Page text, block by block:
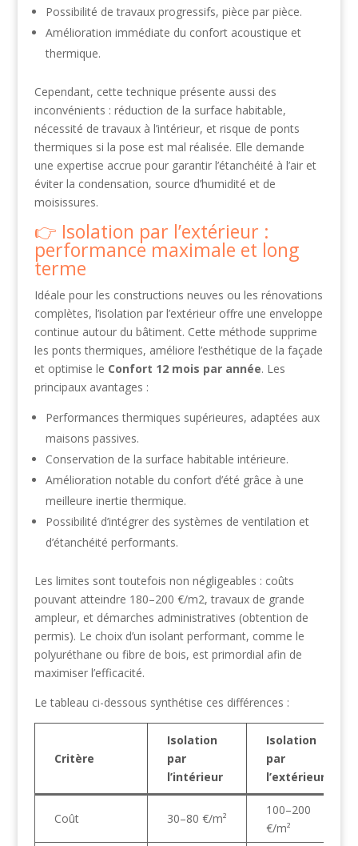
Possibilité de travaux progressifs, pièce par pièce.
Amélioration immédiate du confort acoustique et
thermique.
Cependant, cette technique présente aussi des
inconvénients : réduction de la surface habitable,
nécessité de travaux à l’intérieur, et risque de ponts
thermiques si la pose est mal réalisée. Elle demande
une expertise accrue pour garantir l’étanchéité à l’air et
éviter la condensation, source d’humidité et de
moisissures.
Isolation par l’extérieur :
performance maximale et long
terme
Idéale pour les constructions neuves ou les rénovations
complètes, l’isolation par l’extérieur offre une enveloppe
continue autour du bâtiment. Cette méthode supprime
les ponts thermiques, améliore l’esthétique de la façade
et optimise le Confort 12 mois par année. Les
principaux avantages :
Performances thermiques supérieures, adaptées aux
maisons passives.
Conservation de la surface habitable intérieure.
Amélioration notable du confort d’été grâce à une
meilleure inertie thermique.
Possibilité d’intégrer des systèmes de ventilation et
d’étanchéité performants.
Les limites sont toutefois non négligeables : coûts
pouvant atteindre 180–200 €/m2, travaux de grande
ampleur, et démarches administratives (obtention de
permis). Le choix d’un isolant performant, comme le
polyuréthane ou fibre de bois, est primordial afin de
maximiser l’efficacité.
Le tableau ci-dessous synthétise ces différences :
Critère
Isolation
par
l’intérieur
Isolation
par
l’extérieur
Coût 30–80 €/m²
100–200
€/m²